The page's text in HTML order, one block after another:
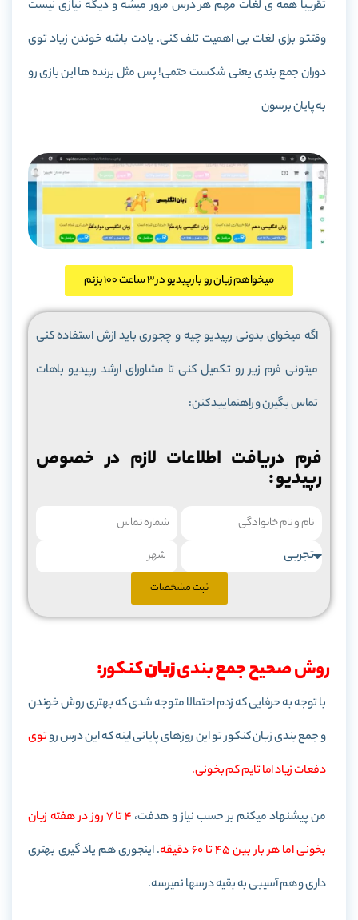
تقریبا همه ی لغات مهم هر درس مرور میشه و دیگه نیازی نیست
وقتتو برای لغات بی اهمیت تلف کنی. یادت باشه خوندن زیاد توی
دوران جمع بندی یعنی شکست حتمی! پس مثل برنده ها این بازی رو
به پایان برسون
میخواهم زبان رو با رپیدیو در 3 ساعت 100 بزنم
اگه میخوای بدونی رپیدیو چیه و چجوری باید ازش استفاده کنی
میتونی فرم زیر رو تکمیل کنی تا مشاورای ارشد رپیدیو باهات
تماس بگیرن و راهنمایید کنن:
فرم دریافت اطلاعات لازم در خصوص
رپیدیو :
ثبت مشخصات
روش صحیح جمع بندیزبانکنکور:
با توجه به حرفایی که زدم احتمالا متوجه شدی که بهتری روش خوندن
و جمع بندی زبان کنکور تو این روزهای پایانی اینه که این درس روتوی
دفعات زیاد اما تایم کم بخونی.
من پیشنهاد میکنم بر حسب نیاز و هدفت،
4 تا 7 روز در هفته زبان
بخونی اما هر بار بین 45 تا 60 دقیقه
. اینجوری هم یاد گیری بهتری
داری و هم آسیبی به بقیه درسها نمیرسه.